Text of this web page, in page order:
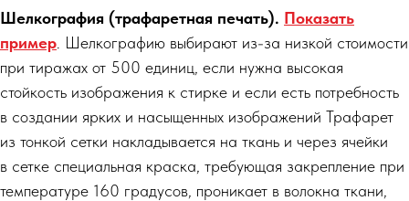
Шелкография (трафаретная печать). Показать
пример . Шелкографию выбирают из-за низкой стоимости
при тиражах от 500 единиц, если нужна высокая
стойкость изображения к стирке и если есть потребность
в создании ярких и насыщенных изображений Трафарет
из тонкой сетки накладывается на ткань и через ячейки
в сетке специальная краска, требующая закрепление при
температуре 160 градусов, проникает в волокна ткани,